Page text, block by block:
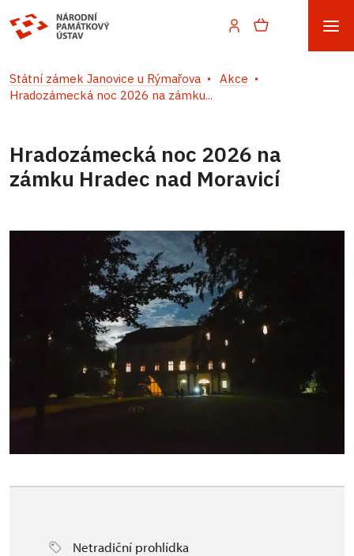
Státní zámek Janovice u Rýmařova
Akce
Hradozámecká noc 2026 na zámku...
Hradozámecká noc 2026 na
zámku Hradec nad Moravicí
Netradiční prohlídka